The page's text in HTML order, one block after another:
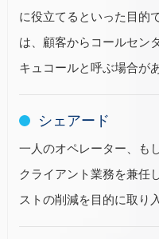
に役立てるといった目的
は、顧客からコールセン
キュコールと呼ぶ場合があ
シェアード
一人のオペレーター、も
クライアント業務を兼任
ストの削減を目的に取り